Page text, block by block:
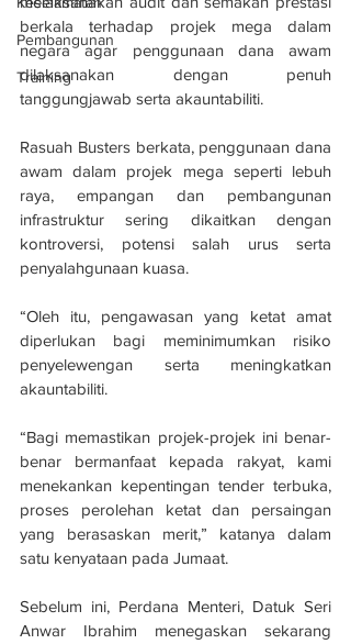
Pembangunan
Training
berkala terhadap projek mega dalam
negara agar penggunaan dana awam
dilaksanakan dengan penuh
tanggungjawab serta akauntabiliti.
Rasuah Busters berkata, penggunaan dana
awam dalam projek mega seperti lebuh
raya, empangan dan pembangunan
infrastruktur sering dikaitkan dengan
kontroversi, potensi salah urus serta
penyalahgunaan kuasa.
“Oleh itu, pengawasan yang ketat amat
diperlukan bagi meminimumkan risiko
penyelewengan serta meningkatkan
akauntabiliti.
“Bagi memastikan projek-projek ini benar-
benar bermanfaat kepada rakyat, kami
menekankan kepentingan tender terbuka,
proses perolehan ketat dan persaingan
yang berasaskan merit,” katanya dalam
satu kenyataan pada Jumaat.
Sebelum ini, Perdana Menteri, Datuk Seri
Anwar Ibrahim menegaskan sekarang